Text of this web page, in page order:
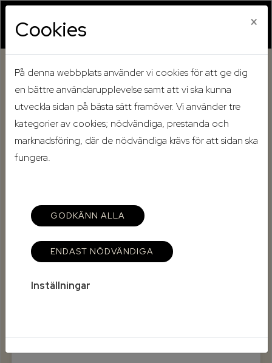
Hem Mina sidor
Mina sidor
Starta Mobilt BankID
Cookies ×
På denna webbplats använder vi cookies för att ge dig
en bättre användarupplevelse samt att vi ska kunna
utveckla sidan på bästa sätt framöver. Vi använder tre
kategorier av cookies; nödvändiga, prestanda och
marknadsföring, där de nödvändiga krävs för att sidan ska
fungera.
GODKÄNN ALLA
ENDAST NÖDVÄNDIGA
Inställningar